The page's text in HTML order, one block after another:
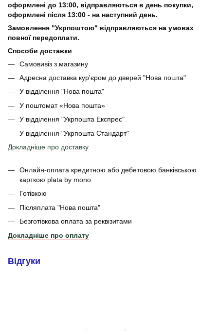
оформлені до 13:00, відправляються в день покупки,
оформлені після 13:00 - на наступний день.
Замовлення "Укрпоштою" відправляються на умовах
повної передоплати.
Способи доставки
Самовивіз з магазину
Адресна доставка кур'єром до дверей "Нова пошта"
У відділення "Нова пошта"
У поштомат «Нова пошта»
У відділення "Укрпошта Експрес"
У відділення "Укрпошта Стандарт"
Докладніше про доставку
Онлайн-оплата кредитною або дебетовою банківською
карткою plata by mono
Готівкою
Післяплата "Нова пошта"
Безготівкова оплата за реквізитами
Докладніше про оплату
Відгуки